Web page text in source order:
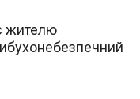
жителю